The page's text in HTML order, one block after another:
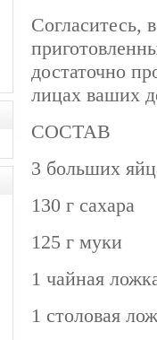
Согласитесь,
достаточно
лицах ваших
СОСТАВ
3 больших
130 г сахара
125 г муки
1 чайная
1 столовая